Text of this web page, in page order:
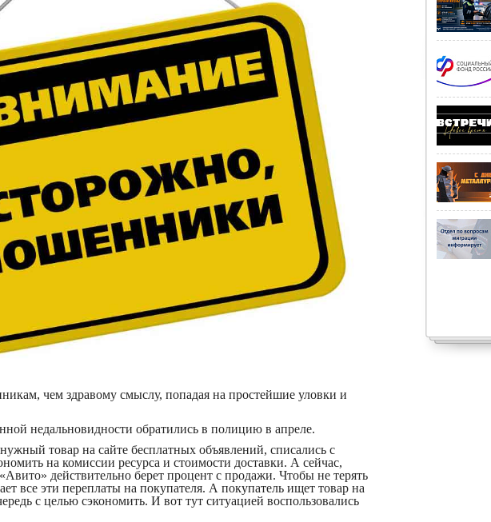
чем здравому смыслу, попадая на простейшие уловки и
недальновидности обратились в полицию в апреле.
товар на сайте бесплатных объявлений, списались с
на комиссии ресурса и стоимости доставки. А сейчас,
действительно берет процент с продажи. Чтобы не терять
все эти переплаты на покупателя. А покупатель ищет товар на
с целью сэкономить. И вот тут ситуацией воспользовались